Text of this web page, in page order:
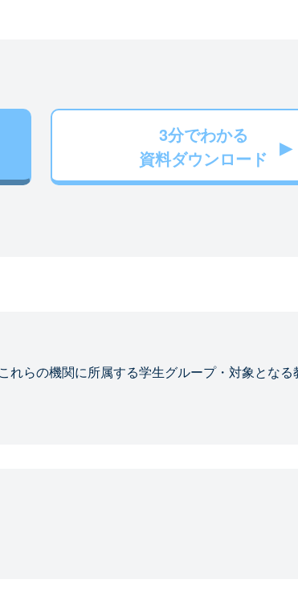
3分でわかる
資料ダウンロード
らの機関に所属する学生グループ・対象とな